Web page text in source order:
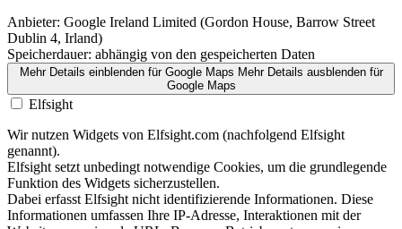
Anbieter: Google Ireland Limited (Gordon House, Barrow Street
Dublin 4, Irland)
Speicherdauer: abhängig von den gespeicherten Daten
Mehr Details einblendenfür Google Maps Mehr Details ausblendenfür
Google Maps
Elfsight
Wir nutzen Widgets von Elfsight.com (nachfolgend Elfsight
genannt).
Elfsight setzt unbedingt notwendige Cookies, um die grundlegende
Funktion des Widgets sicherzustellen.
Dabei erfasst Elfsight nicht identifizierende Informationen. Diese
Informationen umfassen Ihre IP-Adresse, Interaktionen mit der